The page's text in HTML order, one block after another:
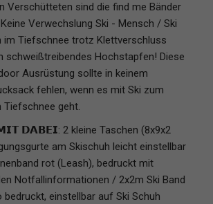
Verschütteten sind die find me Bänder
Verwechslung Ski - Mensch / Ski
im Tiefschnee trotz Klettverschluss
schweißtreibendes Hochstapfen! Diese
Ausrüstung sollte in keinem
fehlen, wenn es mit Ski zum
Tiefschnee geht.
𝗗𝗔𝗕𝗘𝗜: 2 kleine Taschen (8x9x2
am Skischuh leicht einstellbar
rot (Leash), bedruckt mit
Notfallinformationen / 2x2m Ski Band
bedruckt, einstellbar auf Ski Schuh